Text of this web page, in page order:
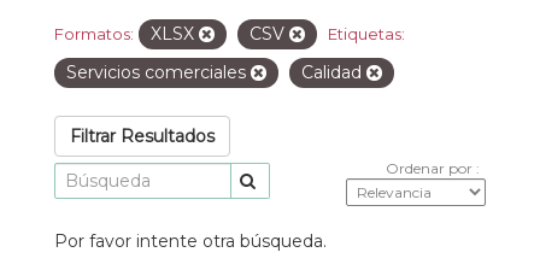
Formatos: XLSX CSV Etiquetas:
Servicios comerciales Calidad
Filtrar Resultados
Ordenar por
Por favor intente otra búsqueda.